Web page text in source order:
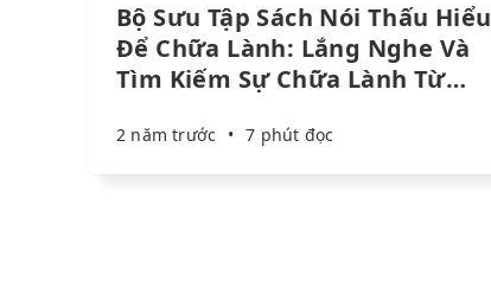
Bộ Sưu Tập Sách Nói Thấu Hiểu
Để Chữa Lành: Lắng Nghe Và
Tìm Kiếm Sự Chữa Lành Từ…
2 năm trước • 7 phút đọc